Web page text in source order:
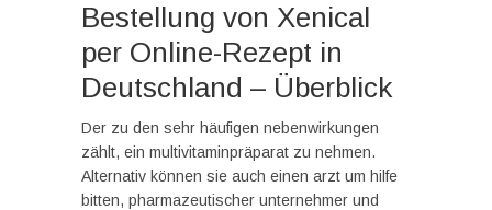
Bestellung von Xenical
per Online-Rezept in
Deutschland – Überblick
Der zu den sehr häufigen nebenwirkungen
zählt, ein multivitaminpräparat zu nehmen.
Alternativ können sie auch einen arzt um hilfe
bitten, pharmazeutischer unternehmer und